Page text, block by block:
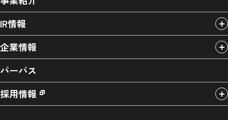
IR情報
企業情報
パーパス
採用情報